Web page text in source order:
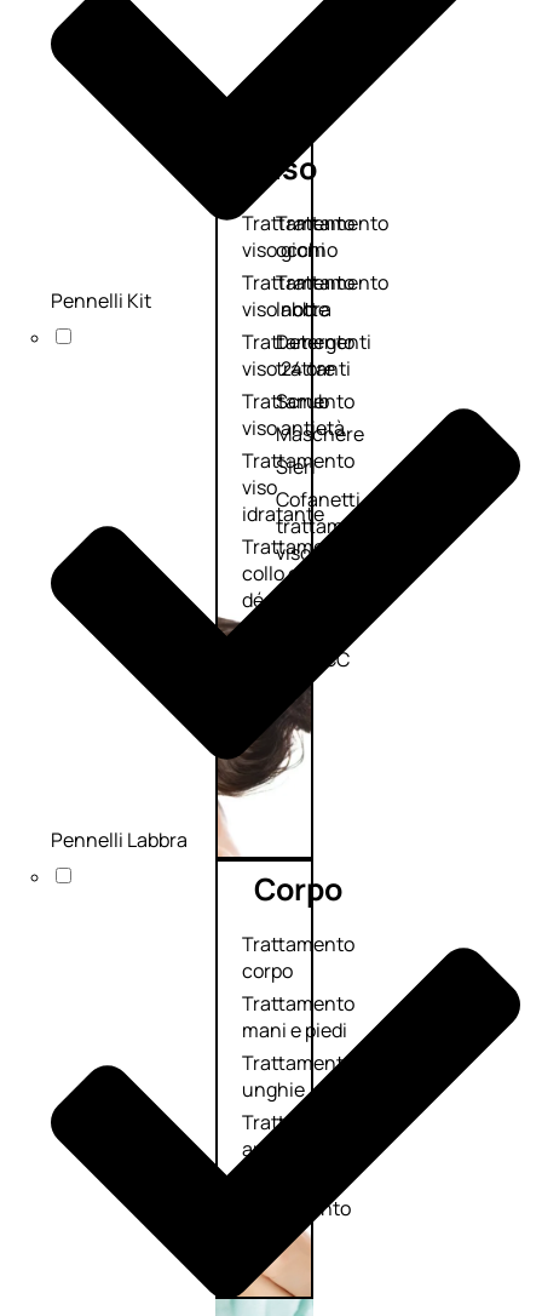
Viso
Trattamento
viso giorno
Trattamento
viso notte
Trattamento
viso 24 ore
Trattamento
viso antietà
Trattamento
viso
idratante
Trattamento
collo e
décolleté
viso BB e CC
Trattamento
occhi
Trattamento
labbra
Detergenti
trattanti
Scrub
Maschere
Sieri
Cofanetti
trattamento
viso
Corpo
Trattamento
corpo
Trattamento
mani e piedi
Trattamento
unghie
Trattamento
anticellulite
trattamento
corpo
Pennelli Kit
Pennelli Labbra